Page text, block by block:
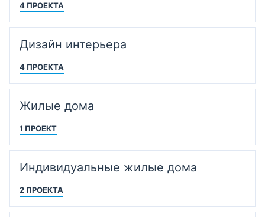
4 ПРОЕКТА
Дизайн интерьера
4 ПРОЕКТА
Жилые дома
1 ПРОЕКТ
Индивидуальные жилые дома
2 ПРОЕКТА